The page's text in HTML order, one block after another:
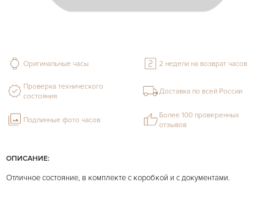
ОПИСАНИЕ:
Отличное состояние, в комплекте с коробкой и с документами.
Оригинальные часы 2 недели на возврат часов
Проверка технического
состояния
Доставка по всей России
Подлинные фото часов
Более 100 проверенных
отзывов